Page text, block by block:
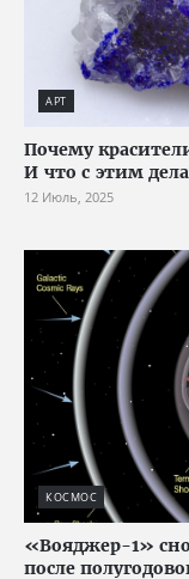
АРТ
Почему
И что с этим
12 Июль, 2025
КОСМОС
«Вояджер-1»
после